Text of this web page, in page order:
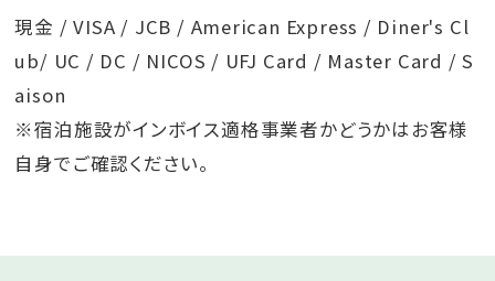
現金 / VISA / JCB / American Express / Diner's Cl
ub/ UC / DC / NICOS / UFJ Card / Master Card / S
aison
※宿泊施設がインボイス適格事業者かどうかはお客様
自身でご確認ください。